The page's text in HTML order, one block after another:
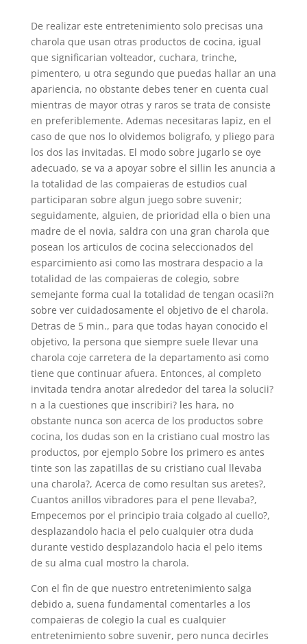
De realizar este entretenimiento solo precisas una
charola que usan otras productos de cocina, igual
que significarian volteador, cuchara, trinche,
pimentero, u otra segundo que puedas hallar an una
apariencia, no obstante debes tener en cuenta cual
mientras de mayor otras y raros se trata de consiste
en preferiblemente. Ademas necesitaras lapiz, en el
caso de que nos lo olvidemos boligrafo, y pliego para
los dos las invitadas. El modo sobre jugarlo se oye
adecuado, se va a apoyar sobre el silli­n les anuncia a
la totalidad de las compaieras de estudios cual
participaran sobre algun juego sobre suvenir;
seguidamente, alguien, de prioridad ella o bien una
madre de el novia, saldra con una gran charola que
posean los articulos de cocina seleccionados del
esparcimiento asi­ como las mostrara despacio a la
totalidad de las compaieras de colegio, sobre
semejante forma cual la totalidad de tengan ocasii?n
sobre ver cuidadosamente el objetivo de el charola.
Detras de 5 min., para que todas hayan conocido el
objetivo, la persona que siempre suele llevar una
charola coje carretera de la departamento asi­ como
tiene que continuar afuera. Entonces, al completo
invitada tendra anotar alrededor del tarea la solucii?
n a la cuestiones que inscribiri? les hara, no
obstante nunca son acerca de los productos sobre
cocina, los dudas son en la cristiano cual mostro las
productos, por ejemplo Sobre los primero es antes
tinte son las zapatillas de su cristiano cual llevaba
una charola?, Acerca de como resultan sus aretes?,
Cuantos anillos vibradores para el pene llevaba?,
Empecemos por el principio traia colgado al cuello?,
desplazandolo hacia el pelo cualquier otra duda
durante vestido desplazandolo hacia el pelo items
de su alma cual mostro la charola.
Con el fin de que nuestro entretenimiento salga
debido a, suena fundamental comentarles a los
compaieras de colegio la cual es cualquier
entretenimiento sobre suvenir, pero nunca decirles